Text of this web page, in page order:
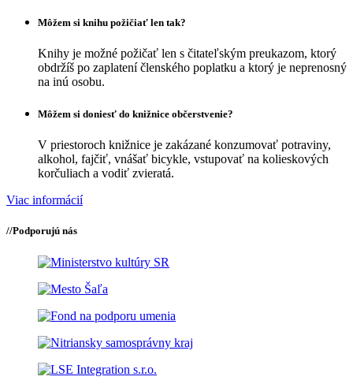
Môžem si knihu požičiať len tak?
Knihy je možné požičať len s čitateľským preukazom, ktorý
obdržíš po zaplatení členského poplatku a ktorý je neprenosný
na inú osobu.
Môžem si doniesť do knižnice občerstvenie?
V priestoroch knižnice je zakázané konzumovať potraviny,
alkohol, fajčiť, vnášať bicykle, vstupovať na kolieskových
korčuliach a vodiť zvieratá.
Viac informácií
//Podporujú nás